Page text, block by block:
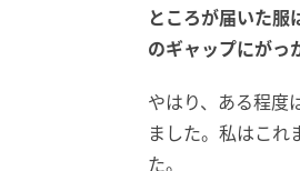
ところが届いた服
のギャップにがっ
やはり、ある程度
ました。私はこれ
た。